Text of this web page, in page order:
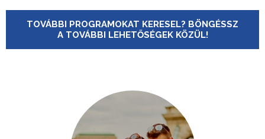
TOVÁBBI PROGRAMOKAT KERESEL? BÖNGÉSSZ
A TOVÁBBI LEHETŐSÉGEK KÖZÜL!